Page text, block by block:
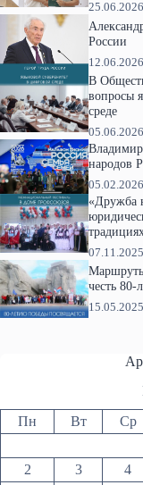
25.06.2026
России
12.06.2026
В
вопросы
среде
05.06.2026
Владимир
народов
05.02.2026
«Дружба
07.11.2025
честь 80-
15.05.2025
Пн Вт Ср
2
3 4